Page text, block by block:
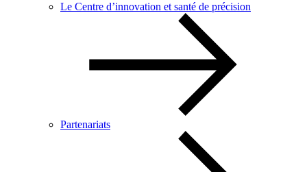
Le Centre d’innovation et santé de précision
Partenariats